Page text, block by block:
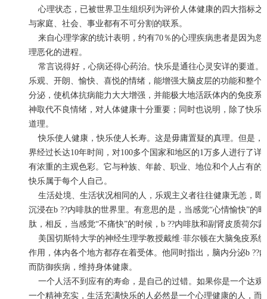
心理状态，已被世界卫生组织列为评价人体健康的四大指标之
与家庭、社会、事业都有不可分割的联系。
来自心理学家的统计表明，约有70％的心理疾病患者是因为
理恶化的进程。
常言说得好，心病还得心药治。快乐是通往心灵安详的要道。
乐观、开朗、愉快、喜悦的情绪，能增强大脑皮层的功能和整
分泌，使机体抗病能力大大增强，并能极大地活跃体内的免疫
神取代不良情绪，对人体健康十分重要；同时也说明，除了快
道理。
快乐使人健康，快乐使人长寿。这是毋庸置疑的真理。但是，
界经过长达10年时间，对100多个国家和地区的1万多人进行了
有浓重的主观色彩。它与种族、年龄、职业、地位和个人占有
快乐属于每个人自己。
生活处境、生活状况相同的人，乐观主义者往往健康无恙，即
沉浸在b ??内啡肽的世界里。有意思的是，当感觉“心情愉快”的
肽，相反，当感觉“不痛快”的时候，b ??内啡肽和副肾皮质荷尔
美国切斯特大学的神经生理学教授戴维·菲尔顿在大脑兔疫系
作用，体内各个地方都存在着受体。他同时指出，脑内分泌b ??
而防御疾病，维持身体健康。
一个人活不到应有的寿命，是自己的过错。如果你是一个达观
一个精神充实，生活充满快乐的人必然是一个心理健康的人，